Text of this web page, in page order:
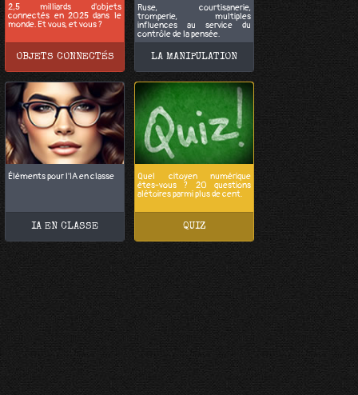
2,5 milliards d'objets
connectés en 2025 dans le
monde. Et vous, et vous ?
OBJETS CONNECTÉS
Ruse, courtisanerie,
tromperie, multiples
influences au service du
contrôle de la pensée.
LA MANIPULATION
Éléments pour l'IA en classe
IA EN CLASSE
Quel citoyen numérique
êtes-vous ? 20 questions
alétoires parmi plus de cent.
QUIZ